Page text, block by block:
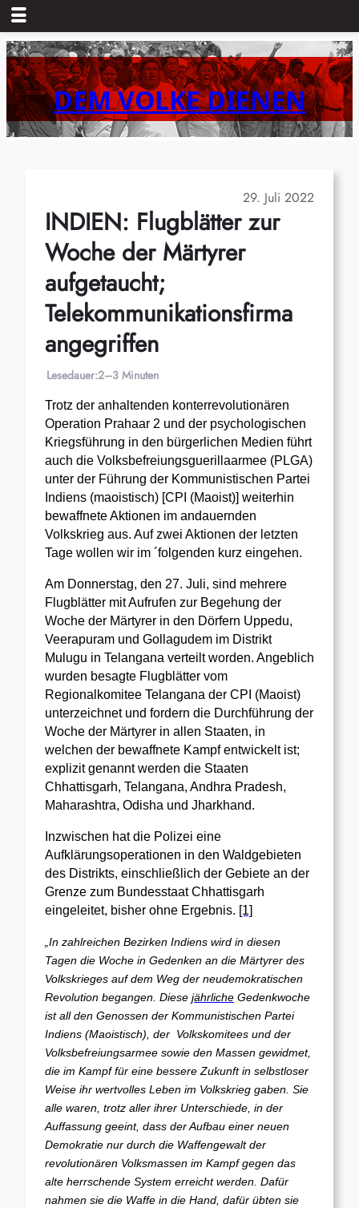
Zum
Inhalt
springenDEM VOLKE DIENEN
29. Juli 2022
INDIEN: Flugblätter zur
Woche der Märtyrer
aufgetaucht;
Telekommunikationsfirma
angegriffen
Lesedauer:2–3 Minuten
Trotz der anhaltenden konterrevolutionären
Operation Prahaar 2 und der psychologischen
Kriegsführung in den bürgerlichen Medien führt
auch die Volksbefreiungsguerillaarmee (PLGA)
unter der Führung der Kommunistischen Partei
Indiens (maoistisch) [CPI (Maoist)] weiterhin
bewaffnete Aktionen im andauernden
Volkskrieg aus. Auf zwei Aktionen der letzten
Tage wollen wir im ´folgenden kurz eingehen.
Am Donnerstag, den 27. Juli, sind mehrere
Flugblätter mit Aufrufen zur Begehung der
Woche der Märtyrer in den Dörfern Uppedu,
Veerapuram und Gollagudem im Distrikt
Mulugu in Telangana verteilt worden. Angeblich
wurden besagte Flugblätter vom
Regionalkomitee Telangana der CPI (Maoist)
unterzeichnet und fordern die Durchführung der
Woche der Märtyrer in allen Staaten, in
welchen der bewaffnete Kampf entwickelt ist;
explizit genannt werden die Staaten
Chhattisgarh, Telangana, Andhra Pradesh,
Maharashtra, Odisha und Jharkhand.
Inzwischen hat die Polizei eine
Aufklärungsoperationen in den Waldgebieten
des Distrikts, einschließlich der Gebiete an der
Grenze zum Bundesstaat Chhattisgarh
eingeleitet, bisher ohne Ergebnis. [1]
„In zahlreichen Bezirken Indiens wird in diesen
Tagen die Woche in Gedenken an die Märtyrer des
Volkskrieges auf dem Weg der neudemokratischen
Revolution begangen. Diese jährliche Gedenkwoche
ist all den Genossen der Kommunistischen Partei
Indiens (Maoistisch), der Volkskomitees und der
Volksbefreiungsarmee sowie den Massen gewidmet,
die im Kampf für eine bessere Zukunft in selbstloser
Weise ihr wertvolles Leben im Volkskrieg gaben. Sie
alle waren, trotz aller ihrer Unterschiede, in der
Auffassung geeint, dass der Aufbau einer neuen
Demokratie nur durch die Waffengewalt der
revolutionären Volksmassen im Kampf gegen das
alte herrschende System erreicht werden. Dafür
nahmen sie die Waffe in die Hand, dafür übten sie